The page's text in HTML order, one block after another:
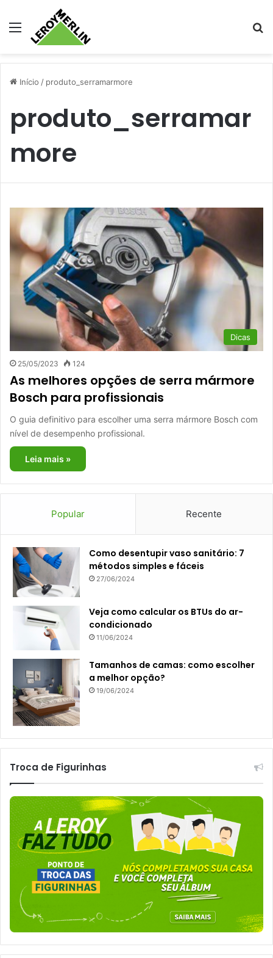
Menu
Início / produto_serramarmore
produto_serramar
more
Dicas
25/05/2023 124
As melhores opções de serra mármore
Bosch para profissionais
O guia definitivo para escolher uma serra mármore Bosch com
nível de desempenho profissional.
Leia mais »
Popular Recente
Como desentupir vaso sanitário: 7
métodos simples e fáceis
27/06/2024
Veja como calcular os BTUs do ar-
condicionado
11/06/2024
Tamanhos de camas: como escolher
a melhor opção?
19/06/2024
Troca de Figurinhas